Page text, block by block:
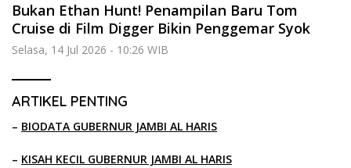
Bukan Ethan Hunt! Penampilan Baru Tom
Cruise di Film Digger Bikin Penggemar Syok
Selasa, 14 Jul 2026 - 10:26 WIB
ARTIKEL PENTING
– BIODATA GUBERNUR JAMBI AL HARIS
– KISAH KECIL GUBERNUR JAMBI AL HARIS